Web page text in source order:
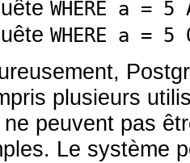
WHERE a = 5
WHERE a =
plusieurs
ne peuvent pas
Le système